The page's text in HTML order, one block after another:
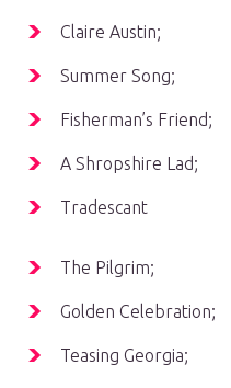
Claire Austin;
Summer Song;
Fisherman’s Friend;
A Shropshire Lad;
Tradescant
The Pilgrim;
Golden Celebration;
Teasing Georgia;